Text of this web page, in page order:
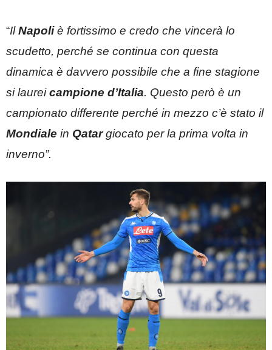
“IlNapoliè fortissimo e credo che vincerà lo
scudetto, perché se continua con questa
dinamica è davvero possibile che a fine stagione
si laureicampione d’Italia. Questo però è un
campionato differente perché in mezzo c’è stato il
Mondiale in Qatargiocato per la prima volta in
inverno”.